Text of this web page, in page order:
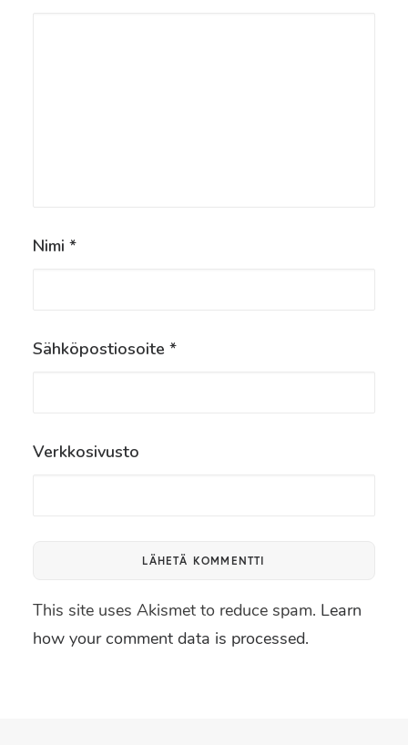
Nimi *
Sähköpostiosoite *
Verkkosivusto
This site uses Akismet to reduce spam. Learn
how your comment data is processed.